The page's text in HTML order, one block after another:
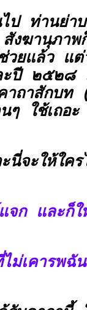
ป ท่านย่า
งฆานุภา
วยแล้ว แต่
ะปี ๒๕๒๘
าถาสักบท
ใช้เถอะ
นี่จะให้ใค
จก และก็
ม่เคารพ